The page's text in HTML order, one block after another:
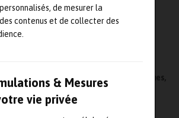
de mesurer la
contenus et de collecter des
& Mesures
vie privée
Réseau énergétique : comment Compolis
permet de connecter les matériaux et les
Retrouvez la série de portraits de métrologues,
en partenariat avec le CFM